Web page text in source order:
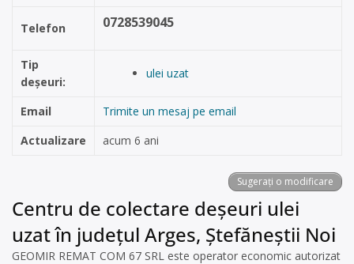
Telefon 0728539045
Tip
deșeuri:
ulei uzat
Email
Trimite un mesaj pe email
Actualizare
acum 6 ani
Sugerați o modificare
Centru de colectare deșeuri ulei
uzat în județul Arges, Ștefăneștii Noi
GEOMIR REMAT COM 67 SRL este operator economic autorizat